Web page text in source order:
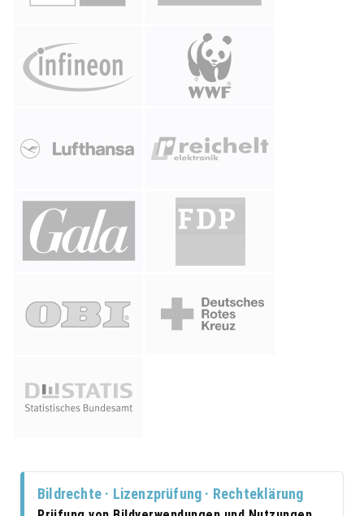
Bildrechte · Lizenzprüfung · Rechteklärung